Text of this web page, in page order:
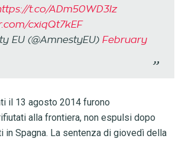
t.co/ADm50WD3Iz
cxiqQt7kEF
EU (@AmnestyEU) February
il 13 agosto 2014 furono
alla frontiera, non espulsi dopo
in Spagna. La sentenza di giovedì della